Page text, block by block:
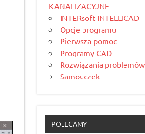
KANALIZACYJNE
INTERsoft-INTELLICAD
Opcje programu
Pierwsza pomoc
Programy CAD
Rozwiązania problemów
Samouczek
POLECAMY